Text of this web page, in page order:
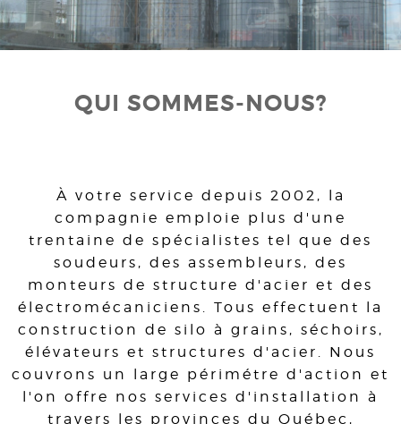
QUI SOMMES-NOUS?
À votre service depuis 2002, la
compagnie emploie plus d'une
trentaine de spécialistes tel que des
soudeurs, des assembleurs, des
monteurs de structure d'acier et des
électromécaniciens. Tous effectuent la
construction de silo à grains, séchoirs,
élévateurs et structures d'acier. Nous
couvrons un large périmétre d'action et
l'on offre nos services d'installation à
travers les provinces du Québec,